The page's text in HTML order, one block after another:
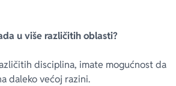
u više različitih oblasti?
disciplina, imate mogućnost da
daleko većoj razini.